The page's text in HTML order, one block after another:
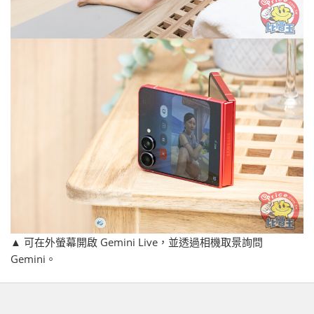
▲ 可在外螢幕開啟 Gemini Live，並透過相機取景詢問
Gemini。